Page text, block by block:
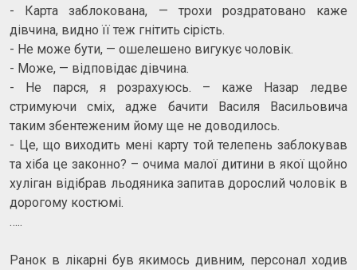
- Карта заблокована, — трохи роздратовано каже
дівчина, видно її теж гнітить сірість.
- Не може бути, — ошелешено вигукує чоловік.
- Може, — відповідає дівчина.
- Не парся, я розрахуюсь. – каже Назар ледве
стримуючи сміх, адже бачити Василя Васильовича
таким збентеженим йому ще не доводилось.
- Це, що виходить мені карту той телепень заблокував
та хіба це законно? – очима малої дитини в якої щойно
хуліган відібрав льодяника запитав дорослий чоловік в
дорогому костюмі.
…..
Ранок в лікарні був якимось дивним, персонал ходив